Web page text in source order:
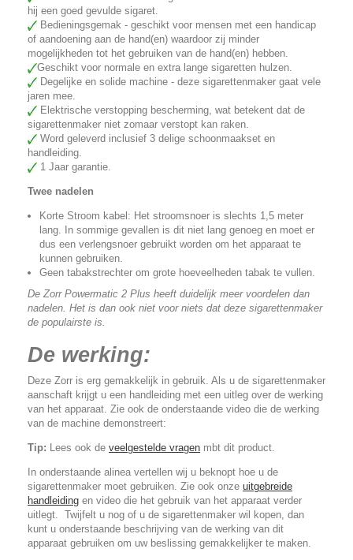
hij een goed gevulde sigaret.
Bedieningsgemak - geschikt voor mensen met een handicap
of aandoening aan de hand(en) waardoor zij minder
mogelijkheden tot het gebruiken van de hand(en) hebben.
Geschikt voor normale en extra lange sigaretten hulzen.
Degelijke en solide machine - deze sigarettenmaker gaat vele
jaren mee.
Elektrische verstopping bescherming, wat betekent dat de
sigarettenmaker niet zomaar verstopt kan raken.
Word geleverd inclusief 3 delige schoonmaakset en
handleiding.
1 Jaar garantie.
Twee nadelen
Korte Stroom kabel: Het stroomsnoer is slechts 1,5 meter
lang. In sommige gevallen is dit niet lang genoeg en moet er
dus een verlengsnoer gebruikt worden om het apparaat te
kunnen gebruiken.
Geen tabakstrechter om grote hoeveelheden tabak te vullen.
De Zorr Powermatic 2 Plus heeft duidelijk meer voordelen dan
nadelen. Het is dan ook niet voor niets dat deze sigarettenmaker
de populairste is.
De werking:
Deze Zorr is erg gemakkelijk in gebruik. Als u de sigarettenmaker
aanschaft krijgt u een handleiding met een uitleg over de werking
van het apparaat. Zie ook de onderstaande video die de werking
van de machine demonstreert:
Tip: Lees ook de veelgestelde vragen mbt dit product.
In onderstaande alinea vertellen wij u beknopt hoe u de
sigarettenmaker moet gebruiken. Zie ook onze uitgebreide
handleiding en video die het gebruik van het apparaat verder
uitlegt. Twijfelt u nog of u de sigarettenmaker wil kopen, dan
kunt u onderstaande beschrijving van de werking van dit
apparaat gebruiken om uw beslissing gemakkelijker te maken.